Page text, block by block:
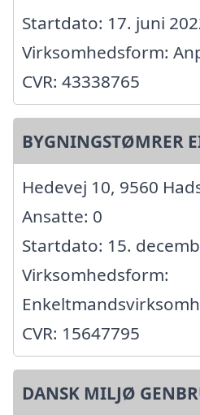
Startdato: 17. juni
Virksomhedsform:
CVR: 43338765
BYGNINGSTØMRER
Hedevej 10, 9560
Ansatte: 0
Startdato: 15.
Virksomhedsform:
CVR: 15647795
DANSK MILJØ